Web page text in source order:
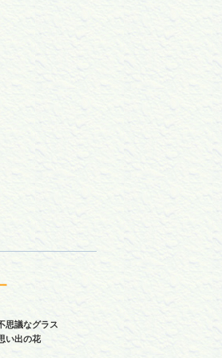
思議なグラス
い出の花